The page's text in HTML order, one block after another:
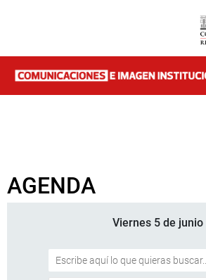
AGENDA
Viernes 5 de junio